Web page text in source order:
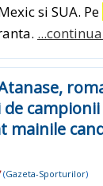
si SUA. Pe
mainile
(Gazeta-Sporturilor)